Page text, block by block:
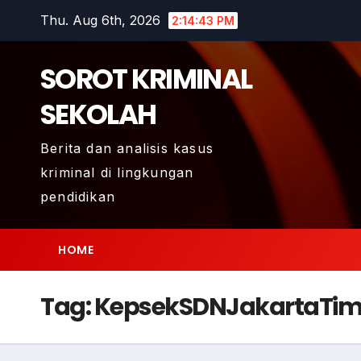
Thu. Aug 6th, 2026 2:14:44 PM
SOROT KRIMINAL
SEKOLAH
Berita dan analisis kasus
kriminal di lingkungan
pendidikan
HOME
Tag: